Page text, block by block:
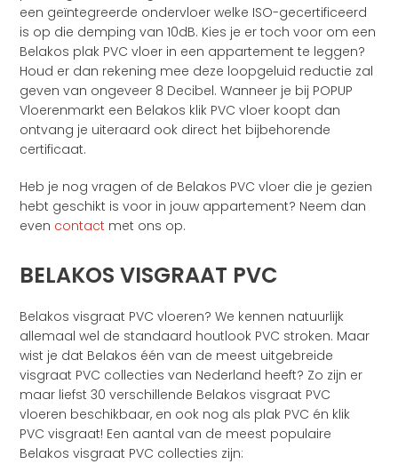
een geïntegreerde ondervloer welke ISO-gecertificeerd
is op die demping van 10dB. Kies je er toch voor om een
Belakos plak PVC vloer in een appartement te leggen?
Houd er dan rekening mee deze loopgeluid reductie zal
geven van ongeveer 8 Decibel. Wanneer je bij POPUP
Vloerenmarkt een Belakos klik PVC vloer koopt dan
ontvang je uiteraard ook direct het bijbehorende
certificaat.
Heb je nog vragen of de Belakos PVC vloer die je gezien
hebt geschikt is voor in jouw appartement? Neem dan
even contact met ons op.
BELAKOS VISGRAAT PVC
Belakos visgraat PVC vloeren? We kennen natuurlijk
allemaal wel de standaard houtlook PVC stroken. Maar
wist je dat Belakos één van de meest uitgebreide
visgraat PVC collecties van Nederland heeft? Zo zijn er
maar liefst 30 verschillende Belakos visgraat PVC
vloeren beschikbaar, en ook nog als plak PVC én klik
PVC visgraat! Een aantal van de meest populaire
Belakos visgraat PVC collecties zijn: